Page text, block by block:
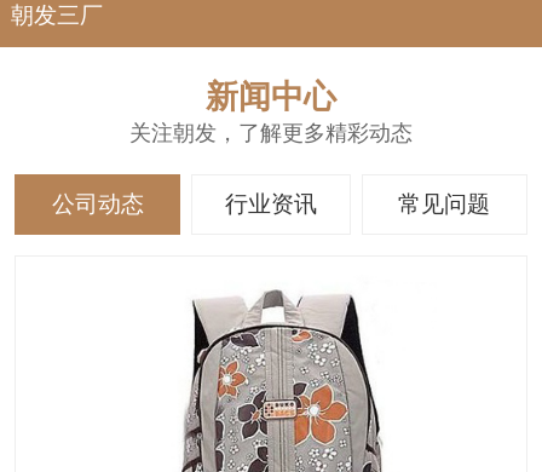
朝发三厂
新闻中心
关注朝发，了解更多精彩动态
公司动态 行业资讯 常见问题